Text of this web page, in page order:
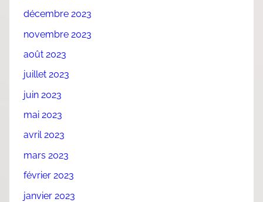
décembre 2023
novembre 2023
août 2023
juillet 2023
juin 2023
mai 2023
avril 2023
mars 2023
février 2023
janvier 2023